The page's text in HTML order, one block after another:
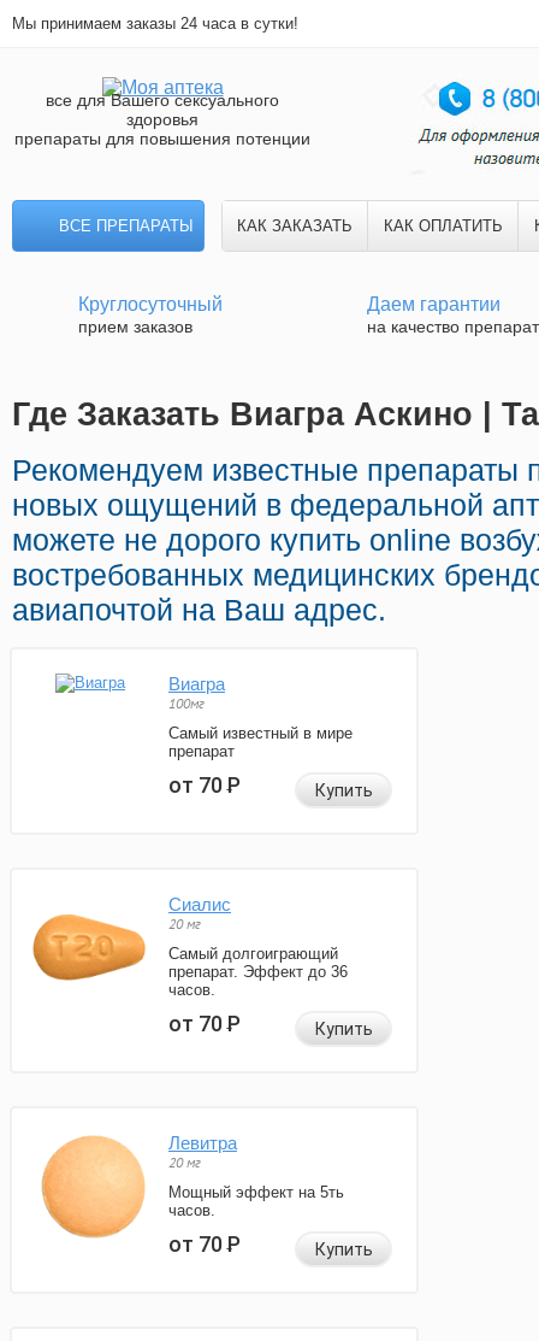
Мы принимаем заказы 24 часа в сутки!
все для Вашего сексуального
здоровья
препараты для повышения потенции
ВСЕ ПРЕПАРАТЫ КАК ЗАКАЗАТЬ КАК ОПЛАТИТЬ
Круглосуточный
прием заказов
Даем гарантии
на качество
Где Заказать Виагра Аскино |
Рекомендуем известные
новых ощущений в федеральной
можете не дорого купить online
востребованных медицинских
авиапочтой на Ваш адрес.
Виагра
100мг
Самый известный в мире
препарат
от 70Р Купить
Сиалис
20 мг
Самый долгоиграющий
препарат. Эффект до 36
часов.
от 70Р Купить
Левитра
20 мг
Мощный эффект на 5ть
часов.
от 70Р Купить